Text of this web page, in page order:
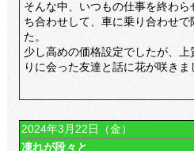
そんな中、いつもの仕事を終わ
ち合わせして、車に乗り合わせ
た。
少し高めの価格設定でしたが、
りに会った友達と話に花が咲きま
2024年3月22日（金）
凍れが段々と